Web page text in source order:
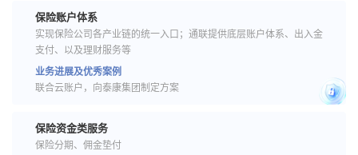
保险账户体系
实现保险公司各产业链的统一入口；通联提供底层账户体系、出入金
支付、以及理财服务等
业务进展及优秀案例
联合云账户，向泰康集团制定方案
保险资金类服务
保险分期、佣金垫付